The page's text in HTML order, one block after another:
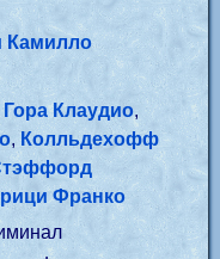
Камилло
Гора Клаудио,
, Колльдехофф
Франко